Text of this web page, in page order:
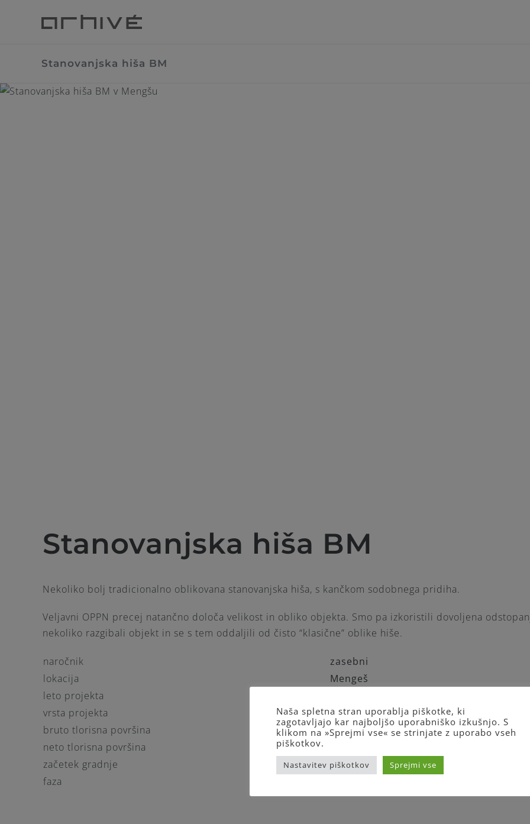
Stanovanjska hiša BM
Stanovanjska hiša BM
Nekoliko bolj tradicionalno oblikovana stanovanjska hiša, s kančkom sodobnega pridiha.
Veljavni OPPN precej natančno določa velikost in obliko objekta. Smo pa izkoristili dovoljena
nekoliko razgibali objekt in se s tem oddaljili od čisto “klasične” oblike hiše.
naročnik
zasebni
lokacija
Mengeš
leto projekta
vrsta projekta
IZP, DGD, PZI
bruto tlorisna površina
196 m2
neto tlorisna površina
začetek gradnje
jesen 2021
faza
Naša spletna stran uporablja piškotke, ki
zagotavljajo kar najboljšo uporabniško izkušnjo. S
klikom na »Sprejmi vse« se strinjate z uporabo vseh
piškotkov.
Nastavitev piškotkov Sprejmi vse